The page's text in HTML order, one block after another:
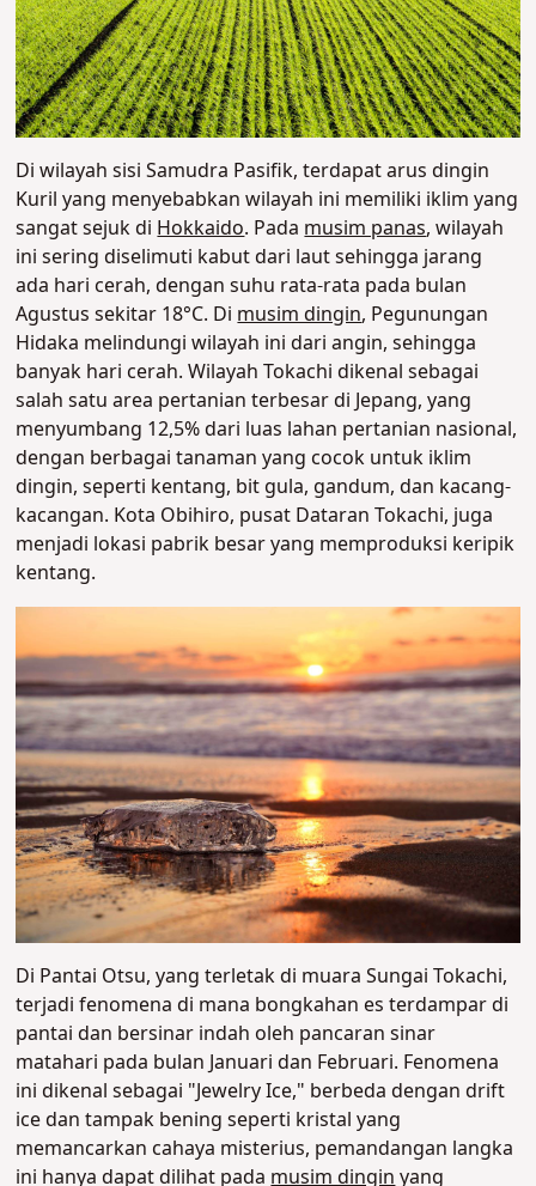
Di wilayah sisi Samudra Pasifik, terdapat arus dingin
Kuril yang menyebabkan wilayah ini memiliki iklim yang
sangat sejuk diHokkaido. Padamusim panas, wilayah
ini sering diselimuti kabut dari laut sehingga jarang
ada hari cerah, dengan suhu rata-rata pada bulan
Agustus sekitar 18°C. Dimusim dingin, Pegunungan
Hidaka melindungi wilayah ini dari angin, sehingga
banyak hari cerah. Wilayah Tokachi dikenal sebagai
salah satu area pertanian terbesar di Jepang, yang
menyumbang 12,5% dari luas lahan pertanian nasional,
dengan berbagai tanaman yang cocok untuk iklim
dingin, seperti kentang, bit gula, gandum, dan kacang-
kacangan. Kota Obihiro, pusat Dataran Tokachi, juga
menjadi lokasi pabrik besar yang memproduksi keripik
kentang.
Di Pantai Otsu, yang terletak di muara Sungai Tokachi,
terjadi fenomena di mana bongkahan es terdampar di
pantai dan bersinar indah oleh pancaran sinar
matahari pada bulan Januari dan Februari. Fenomena
ini dikenal sebagai "Jewelry Ice," berbeda dengan drift
ice dan tampak bening seperti kristal yang
memancarkan cahaya misterius, pemandangan langka
ini hanya dapat dilihat padamusim dinginyang